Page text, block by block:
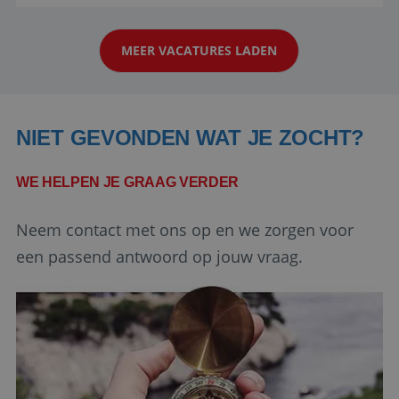
werken: of het nu gaat om vragen ...
MEER VACATURES LADEN
NIET GEVONDEN WAT JE ZOCHT?
WE HELPEN JE GRAAG VERDER
Neem contact met ons op en we zorgen voor
een passend antwoord op jouw vraag.
Naam
Aanbieder/
Domein
PHPSESSID
PHP.net
Google Privacy Policy